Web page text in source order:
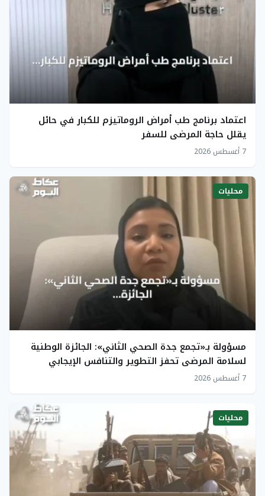
اعتماد برنامج طب أمراض الروماتيزم للكبار في حائل
يقلل حاجة المرضى للسفر
7 أغسطس 2026
محليات
مسؤولة بـ«تجمع جدة الصحي الثاني»: الجائزة الوطنية
لسلامة المرضى تحفز التطوير والتنافس الإيجابي
7 أغسطس 2026
محليات